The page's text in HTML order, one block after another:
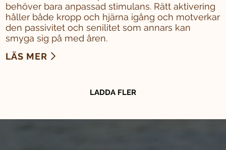
behöver bara anpassad stimulans. Rätt aktivering
håller både kropp och hjärna igång och motverkar
den passivitet och senilitet som annars kan
smyga sig på med åren.
LÄS MER
LADDA FLER